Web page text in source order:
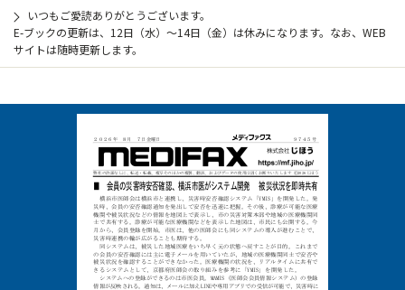
いつもご愛読ありがとうございます。
E-ブックの更新は、12日（水）～14日（金）は休みになります。なお、WEB
サイトは随時更新します。